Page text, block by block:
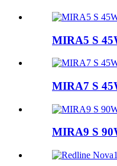
MIRA5 S
MIRA7 S
MIRA9 S